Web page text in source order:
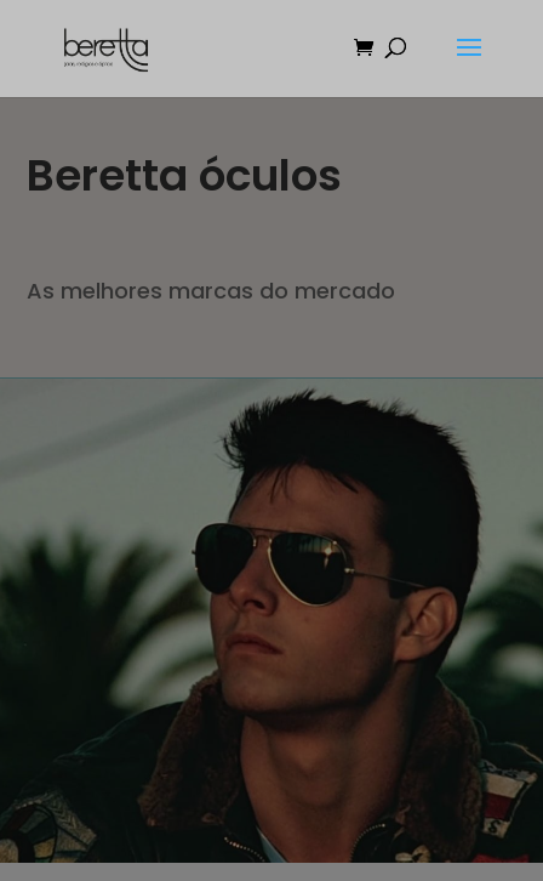
Beretta óculos
As melhores marcas do mercado